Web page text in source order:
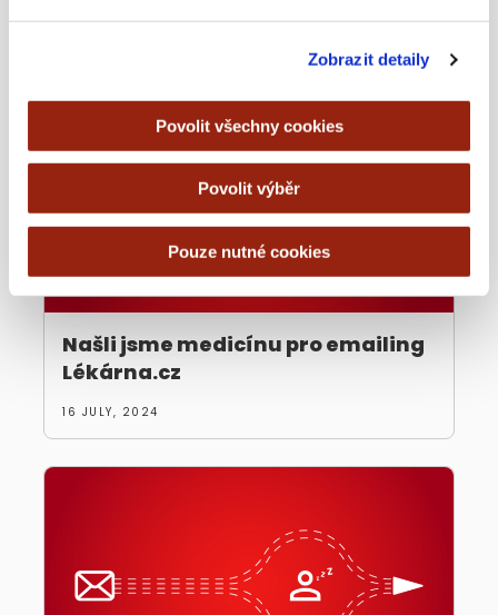
Zobrazit detaily
Povolit všechny cookies
Povolit výběr
Pouze nutné cookies
3 NOVEMBER, 2025
Našli jsme medicínu pro emailing
Lékárna.cz
16 JULY, 2024